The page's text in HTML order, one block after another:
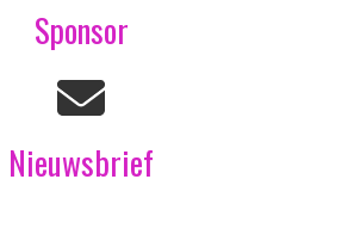
Sponsor
Nieuwsbrief